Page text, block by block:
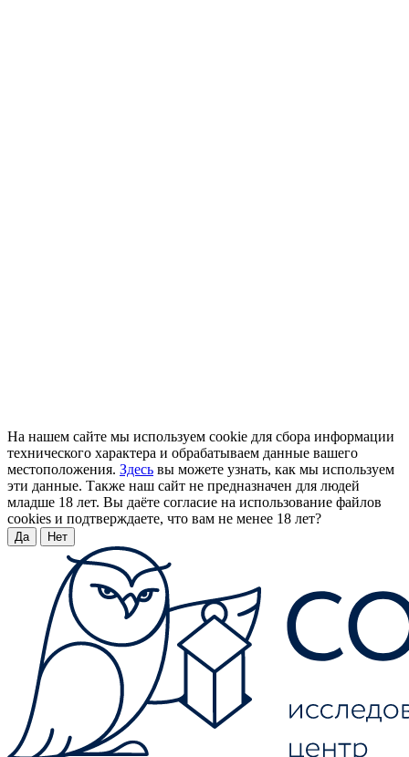
На нашем сайте мы используем cookie для сбора информации
технического характера и обрабатываем данные вашего
местоположения. Здесь вы можете узнать, как мы используем
эти данные. Также наш сайт не предназначен для людей
младше 18 лет. Вы даёте согласие на использование файлов
cookies и подтверждаете, что вам не менее 18 лет?
Да Нет